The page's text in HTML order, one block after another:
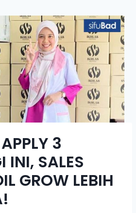
3
INI, SALES
GROW LEBIH